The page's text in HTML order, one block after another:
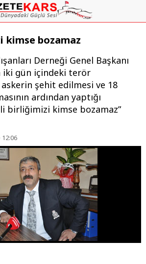
bozamaz
Derneği Genel Başkanı
iki gün içindeki terör
askerin şehit edilmesi ve 18
ardından yaptığı
birliğimizi kimse bozamaz”